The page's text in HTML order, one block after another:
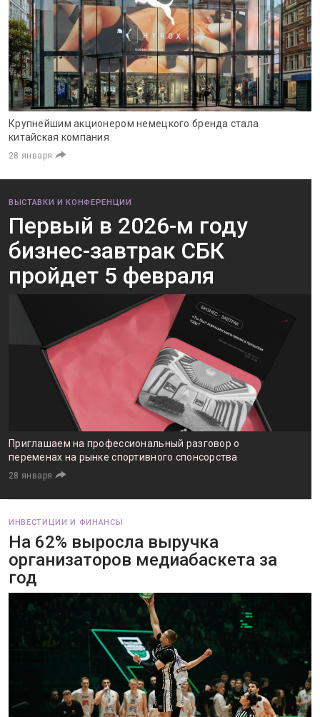
Крупнейшим акционером немецкого бренда стала
китайская компания
28 января
ВЫСТАВКИ И КОНФЕРЕНЦИИ
Первый в 2026-м году
бизнес-завтрак СБК
пройдет 5 февраля
Приглашаем на профессиональный разговор о
переменах на рынке спортивного спонсорства
28 января
ИНВЕСТИЦИИ И ФИНАНСЫ
На 62% выросла выручка
организаторов медиабаскета за
год